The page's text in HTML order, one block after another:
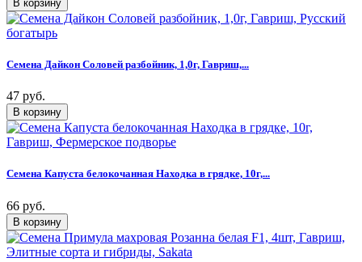
Семена Дайкон Соловей разбойник, 1,0г, Гавриш,...
47 руб.
Семена Капуста белокочанная Находка в грядке, 10г,...
66 руб.